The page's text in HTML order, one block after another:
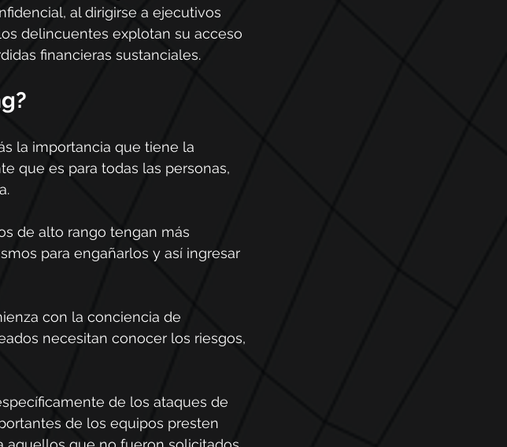
al dirigirse a ejecutivos
delincuentes explotan su acceso
financieras sustanciales.
la importancia que tiene la
que es para todas las personas,
de alto rango tengan más
para engañarlos y así ingresar
con la conciencia de
necesitan conocer los riesgos,
de los ataques de
de los equipos presten